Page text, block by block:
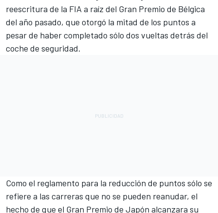
reescritura de la FIA a raíz del Gran Premio de Bélgica
del año pasado, que otorgó la mitad de los puntos a
pesar de haber completado sólo dos vueltas detrás del
coche de seguridad.
Como el reglamento para la reducción de puntos sólo se
refiere a las carreras que no se pueden reanudar, el
hecho de que el Gran Premio de Japón alcanzara su